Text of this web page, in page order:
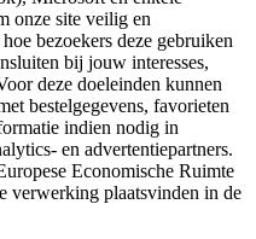
onze site veilig en
bezoekers deze gebruiken
bij jouw interesses,
deze doeleinden kunnen
bestelgegevens, favorieten
indien nodig in
en advertentiepartners.
Economische Ruimte
verwerking plaatsvinden in de